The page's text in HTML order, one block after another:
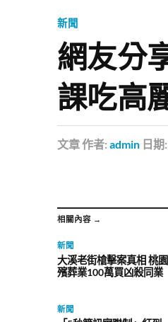
新聞
網友分
課吃高
文章作者: admin 日期:
相關內容 →
新聞
大溪老街槍擊案真相 桃園
殯葬業100萬買凶殺同業
新聞